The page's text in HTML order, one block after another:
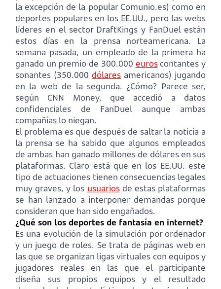
la excepción de la popular Comunio.es) como en
deportes populares en los EE.UU., pero las webs
líderes en el sector DraftKings y FanDuel están
estos días en la prensa norteamericana. La
semana pasada, un empleado de la primera ha
ganado un premio de 300.000 euroscontantes y
sonantes (350.000 dólares americanos) jugando
en la web de la segunda. ¿Cómo? Parece ser,
según CNN Money, que accedió a datos
confidenciales de FanDuel aunque ambas
compañías lo niegan.
El problema es que después de saltar la noticia a
la prensa se ha sabido que algunos empleados
de ambas han ganado millones de dólares en sus
plataformas. Claro está que en los EE.UU. este
tipo de actuaciones tienen consecuencias legales
muy graves, y los usuariosde estas plataformas
se han lanzado a interponer demandas porque
consideran que han sido engañados.
¿Qué son los deportes de fantasía en internet?
Es una evolución de la simulación por ordenador
y un juego de roles. Se trata de páginas web en
las que se organizan ligas virtuales con equipos y
jugadores reales en las que el participante
diseña sus propios equipos y el resultado